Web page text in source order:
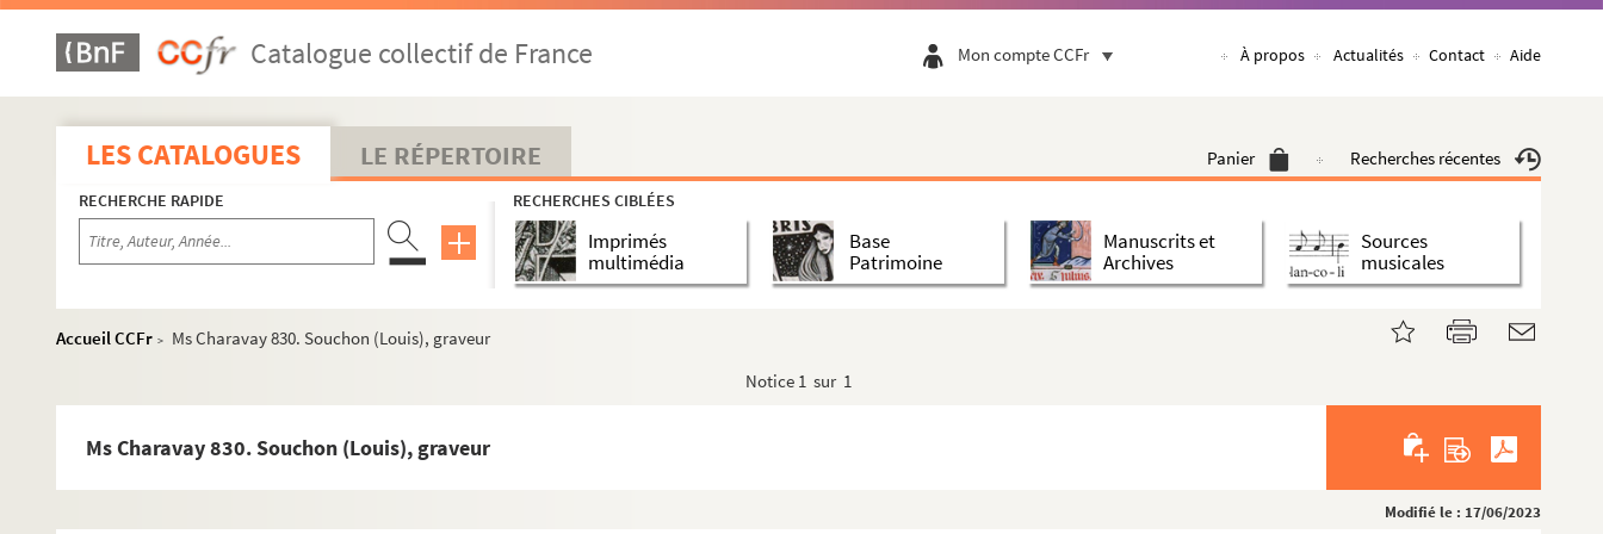
Catalogue collectif de France Mon compte CCFr À propos Actualités Contact Aide
LES CATALOGUES LE RÉPERTOIRE Panier Recherches récentes
RECHERCHE RAPIDE RECHERCHES CIBLÉES
Imprimés
multimédia
Base
Patrimoine
Manuscrits et
Archives
Sources
musicales
Accueil CCFr >
Ms Charavay 830. Souchon (Louis), graveur
Notice 1 sur 1
Ms Charavay 830. Souchon (Louis), graveur
Modifié le : 17/06/2023
Ms Charavay 802. Saint-Didier (Hubert de)
Ms Charavay 803. Saint-Georges (Claude de), archevêque de Lyon (1693-1714)
Ms Charavay 804. Saint-Jean (Simon), peintre de fleurs
Ms Charavay 805. Saint-Maurice (Auguste-Nicolas-Foy de), brigadier des armées du Roi, graveur
Ms Charavay 806. Saint-Olive (Lambert-Paul), poète satirique, archéologue
Ms Charavay 807. Saint-Trivier (De)
Ms Charavay 808. Sainte-Marie (Étienne), médecin auteur
Ms Charavay 809. Sarrabat (Micolas), jésuite, physicien et mathématicien
Ms Charavay 813. Sauzet (Paul), avocat, député du Rhône (1834-1848), président de la Chambre, ministre de la justice